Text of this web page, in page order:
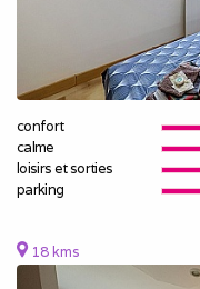
confort
calme
loisirs et sorties
parking
18 kms